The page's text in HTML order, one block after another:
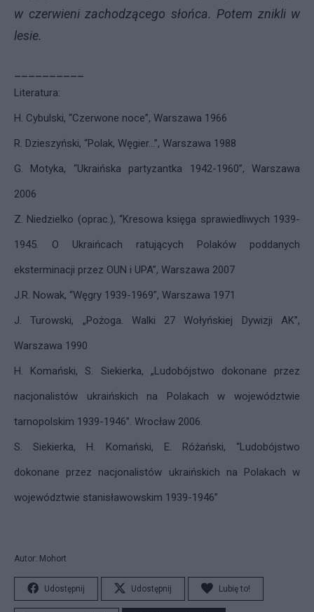
w czerwieni zachodzącego słońca. Potem znikli w
lesie.
Literatura:
H. Cybulski, “Czerwone noce”, Warszawa 1966
R. Dzieszyński, “Polak, Węgier…”, Warszawa 1988
G. Motyka, “Ukraińska partyzantka 1942-1960”, Warszawa
2006
Z. Niedzielko (oprac.), “Kresowa księga sprawiedliwych 1939-
1945. O Ukraińcach ratujących Polaków poddanych
eksterminacji przez OUN i UPA”, Warszawa 2007
J.R. Nowak, “Węgry 1939-1969”, Warszawa 1971
J. Turowski, „Pożoga. Walki 27 Wołyńskiej Dywizji AK”,
Warszawa 1990
H. Komański, S. Siekierka, „Ludobójstwo dokonane przez
nacjonalistów ukraińskich na Polakach w województwie
tarnopolskim 1939-1946”. Wrocław 2006.
S. Siekierka, H. Komański, E. Różański, “Ludobójstwo
dokonane przez nacjonalistów ukraińskich na Polakach w
województwie stanisławowskim 1939-1946”
Autor: Mohort
Udostępnij Udostępnij Lubię to!